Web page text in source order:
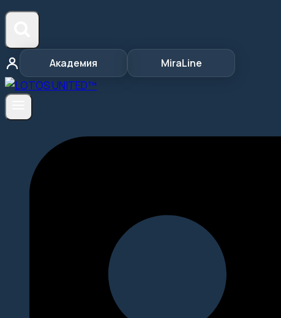
Академия MiraLine